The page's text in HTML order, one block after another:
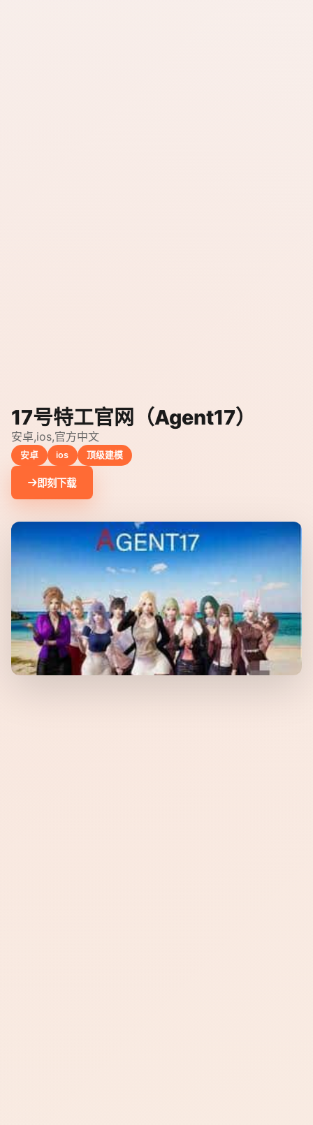
17号特工官网（Agent17）
安卓,ios,官方中文
安卓 ios 顶级建模
即刻下载